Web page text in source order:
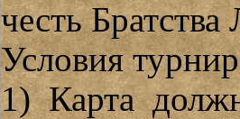
честь
Условия
1) Карта